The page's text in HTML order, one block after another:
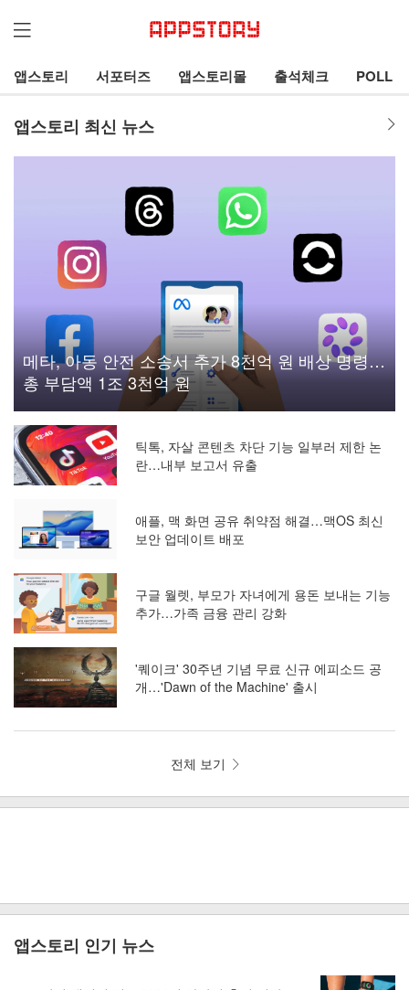
앱스토리 서포터즈 앱스토리몰 출석체크 POLL
앱스토리 최신 뉴스
메타, 아동 안전 소송서 추가 8천억 원 배상 명령…
총 부담액 1조 3천억 원
틱톡, 자살 콘텐츠 차단 기능 일부러 제한 논
란…내부 보고서 유출
애플, 맥 화면 공유 취약점 해결…맥OS 최신
보안 업데이트 배포
구글 월렛, 부모가 자녀에게 용돈 보내는 기능
추가…가족 금융 관리 강화
'퀘이크' 30주년 기념 무료 신규 에피소드 공
개…'Dawn of the Machine' 출시
전체 보기
앱스토리 인기 뉴스